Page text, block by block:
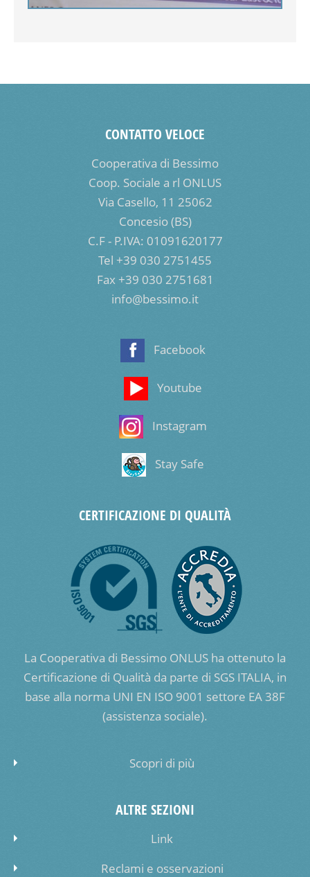
CONTATTO VELOCE
Cooperativa di Bessimo
Coop. Sociale a rl ONLUS
Via Casello, 11 25062
Concesio (BS)
C.F - P.IVA: 01091620177
Tel +39 030 2751455
Fax +39 030 2751681
info@bessimo.it
Facebook
Youtube
Instagram
Stay Safe
CERTIFICAZIONE DI QUALITÀ
La Cooperativa di Bessimo ONLUS ha ottenuto la
Certificazione di Qualità da parte di SGS ITALIA, in
base alla norma UNI EN ISO 9001 settore EA 38F
(assistenza sociale).
Scopri di più
ALTRE SEZIONI
Link
Reclami e osservazioni